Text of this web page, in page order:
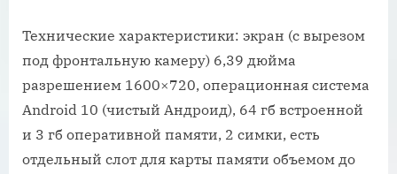
Технические характеристики: экран (с вырезом
под фронтальную камеру) 6,39 дюйма
разрешением 1600×720, операционная система
Android 10 (чистый Андроид), 64 гб встроенной
и 3 гб оперативной памяти, 2 симки, есть
отдельный слот для карты памяти объемом до